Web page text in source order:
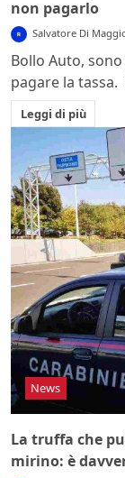
non pagarlo
Salvatore Di
Bollo Auto,
pagare la tassa.
Leggi di più
News
La truffa che
mirino: è